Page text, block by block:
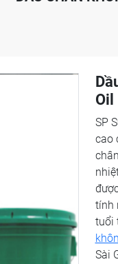
Oil
SP
cao
tính
tuổi
Sài